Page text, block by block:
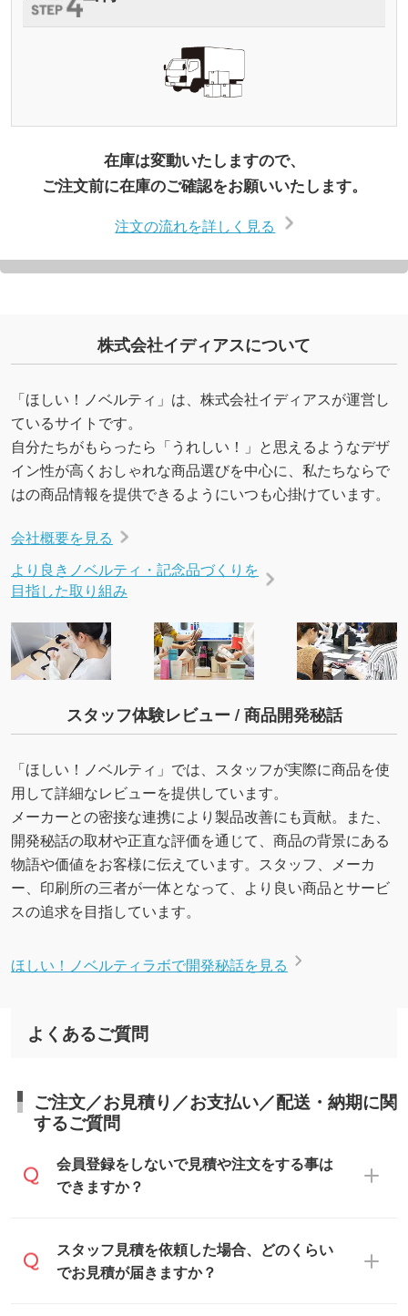
在庫は変動いたしますので、
ご注文前に在庫のご確認をお願いいたします。
注文の流れを詳しく見る
株式会社イディアスについて
「ほしい！ノベルティ」は、株式会社イディアスが運営し
ているサイトです。
自分たちがもらったら「うれしい！」と思えるようなデザ
イン性が高くおしゃれな商品選びを中心に、私たちならで
はの商品情報を提供できるようにいつも心掛けています。
会社概要を見る
より良きノベルティ・記念品づくりを
目指した取り組み
スタッフ体験レビュー / 商品開発秘話
「ほしい！ノベルティ」では、スタッフが実際に商品を使
用して詳細なレビューを提供しています。
メーカーとの密接な連携により製品改善にも貢献。また、
開発秘話の取材や正直な評価を通じて、商品の背景にある
物語や価値をお客様に伝えています。スタッフ、メーカ
ー、印刷所の三者が一体となって、より良い商品とサービ
スの追求を目指しています。
ほしい！ノベルティラボで開発秘話を見る
よくあるご質問
ご注文／お見積り／お支払い／配送・納期に関
するご質問
会員登録をしないで見積や注文をする事は
できますか？
可能です。見積・注文フォームにて『ゲス
トのまま進む』ボタンからお進みのうえ、
スタッフ見積を依頼した場合、どのくらい
でお見積が届きますか？